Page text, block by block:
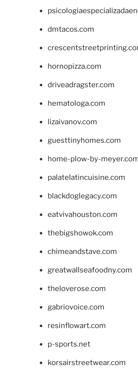
dmtacos.com
hornopizza.com
driveadragster.com
hematologa.com
lizaivanov.com
guesttinyhomes.com
home-plow-by-
palatelatincuisine.com
blackdoglegacy.com
eatvivahouston.com
thebigshowok.com
chimeandstave.com
greatwallseafoodny.com
theloverose.com
gabriovoice.com
resinflowart.com
p-sports.net
korsairstreetwear.com